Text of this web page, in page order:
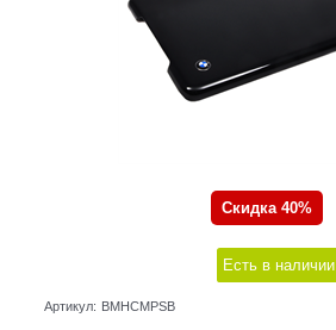
Скидка 40%
Есть в наличии
Артикул: BMHCMPSB